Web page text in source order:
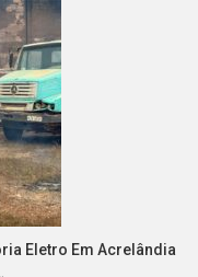
Eletro Em Acrelândia